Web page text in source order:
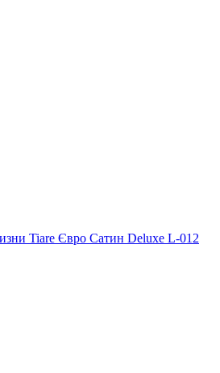
Tiare Євро Сатин Deluxe L-012